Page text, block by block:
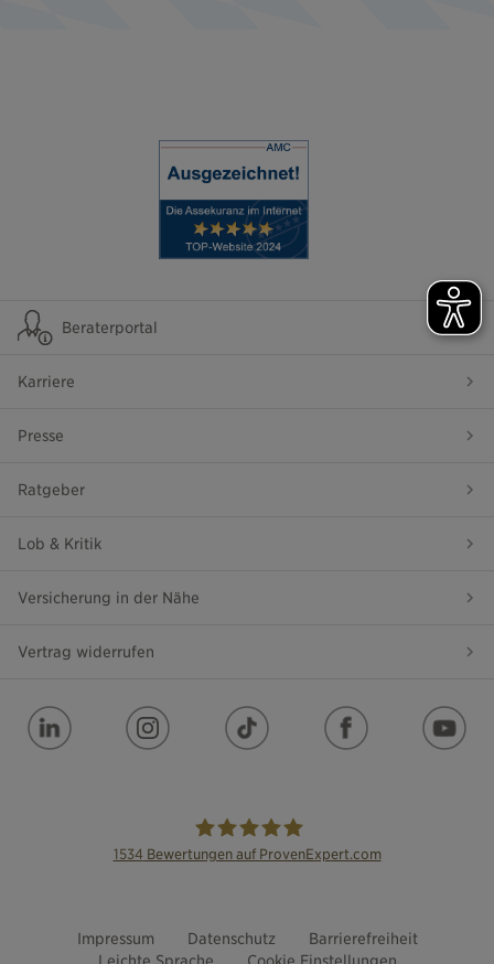
Beraterportal
Karriere
Presse
Ratgeber
Lob & Kritik
Versicherung in der Nähe
Vertrag widerrufen
1534 Bewertungen auf ProvenExpert.com
Impressum Datenschutz
Barrierefreiheit